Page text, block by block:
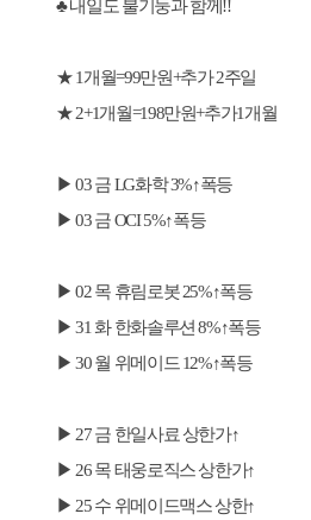
♣ 내일도 불기둥과 함께!!
★ 1개월=99만원+추가 2주일
★ 2+1개월=198만원+추가1개월
▶ 03 금 LG화학 3%↑폭등
▶ 03 금 OCI 5%↑폭등
▶ 02 목 휴림로봇 25%↑폭등
▶ 31 화 한화솔루션 8%↑폭등
▶ 30 월 위메이드 12%↑폭등
▶ 27 금 한일사료 상한가↑
▶ 26 목 태웅로직스 상한가↑
▶ 25 수 위메이드맥스 상한↑